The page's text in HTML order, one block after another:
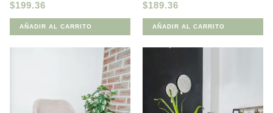
$199.36
AÑADIR AL CARRITO
$189.36
AÑADIR AL CARRITO